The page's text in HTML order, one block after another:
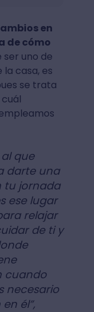
en
de cómo
ser uno de
la casa, es
se trata
que
darte una
tu jornada
ese lugar
relajar
de ti y
cuando
necesario
él”,